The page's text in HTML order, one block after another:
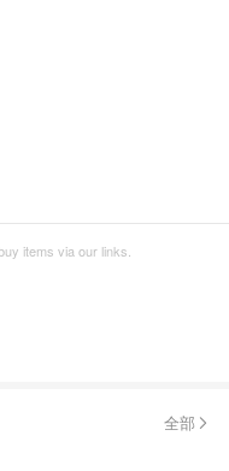
items via our links.
全部